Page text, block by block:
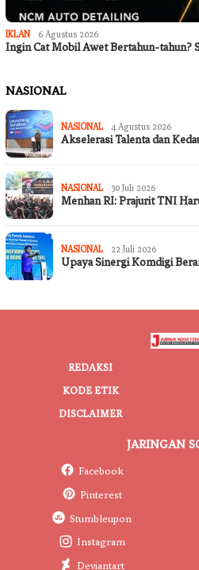
IKLAN 6 Agustus 2026
Ingin Cat Mobil Awet Bertahun-tahun?
NASIONAL
NASIONAL 4 Agustus 2026
Akselerasi Talenta dan
NASIONAL 30 Juli 2026
Menhan RI: Prajurit TNI
NASIONAL 22 Juli 2026
Upaya Sinergi Komdigi
REDAKSI
KODE ETIK
DISCLAIMER
JARINGAN
Facebook
Pinterest
Stumbleupon
Instagram
Deviantart